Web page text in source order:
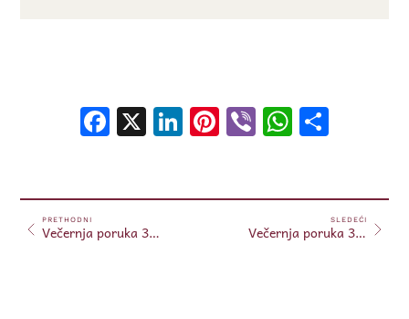
Facebook
X LinkedIn
Pinterest
Viber
PRETHODNI
Večernja poruka 30.12.2024.
SLEDEĆI
Večernja poruka 31.12.2024.